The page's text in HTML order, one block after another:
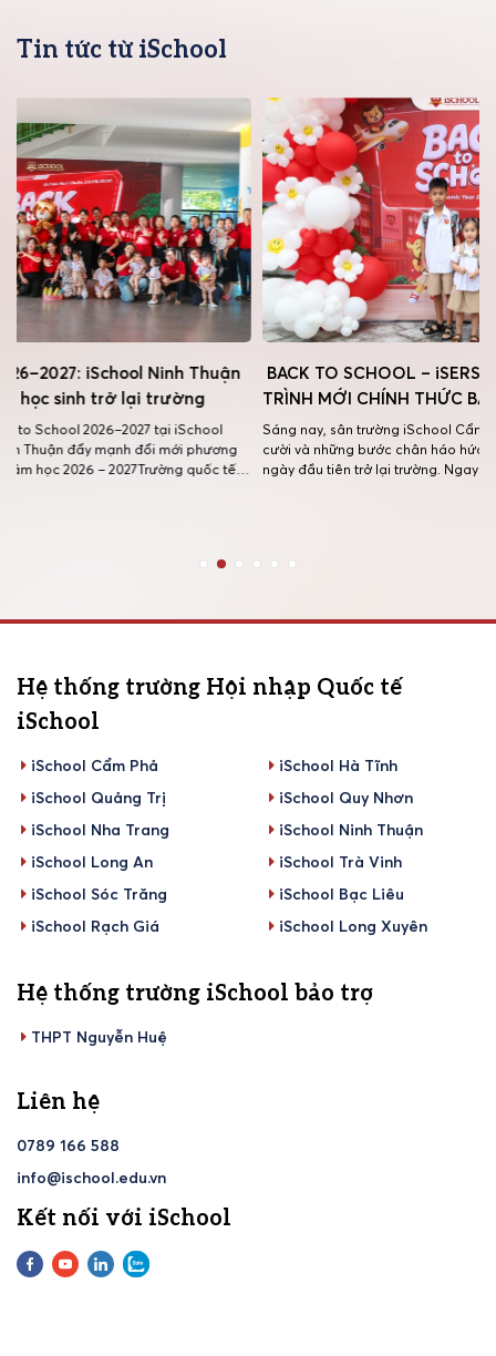
Tin tức từ iSchool
tế
BACK TO SCHOOL – iSERS ĐÃ TRỞ LẠI, HÀNH
TRÌNH MỚI CHÍNH THỨC BẮT ĐẦU!
Sáng nay, sân trường iSchool Cẩm Phả lại rộn ràng tiếng
cười và những bước chân háo hức của các iSers trong
ngày đầu tiên trở lại trường. Ngay từ cổng trường, các thầy
MÙA
TẠI
Hành
Tiểu
Hệ thống trường Hội nhập Quốc tế
iSchool
iSchool Cẩm Phả
iSchool Hà Tĩnh
iSchool Quảng Trị
iSchool Quy Nhơn
iSchool Nha Trang
iSchool Ninh Thuận
iSchool Long An
iSchool Trà Vinh
iSchool Sóc Trăng
iSchool Bạc Liêu
iSchool Rạch Giá
iSchool Long Xuyên
Hệ thống trường iSchool bảo trợ
THPT Nguyễn Huệ
Liên hệ
0789 166 588
info@ischool.edu.vn
Kết nối với iSchool